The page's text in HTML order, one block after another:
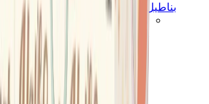
بناطيل وجوغرز وشورتات
بناطيل كروم هارتس
بناطيل وجوغرز وشورتات